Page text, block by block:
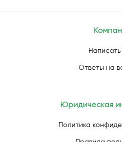
Ответы на
Юридическая
Политика